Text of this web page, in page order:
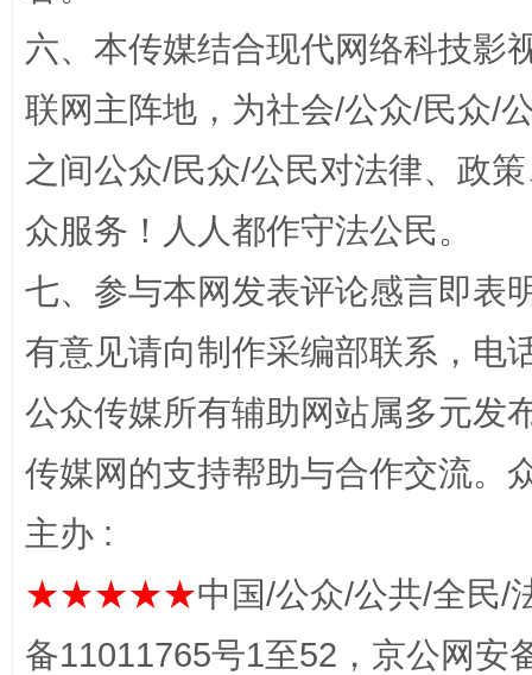
千年窑火 生生不息 一
揭开“小金库”的免责幌子
六、本传媒结合现代网络科技影
联网主阵地，为社会/公众/民众/
之间公众/民众/公民对法律、政
众服务！人人都作守法公民。
七、参与本网发表评论感言即表
有意见请向制作采编部联系，电
公众传媒所有辅助网站属多元发
传媒网的支持帮助与合作交流。
主办 :
★★★★★中国/公众/公共/全民/
备11011765号1至52，京公网安